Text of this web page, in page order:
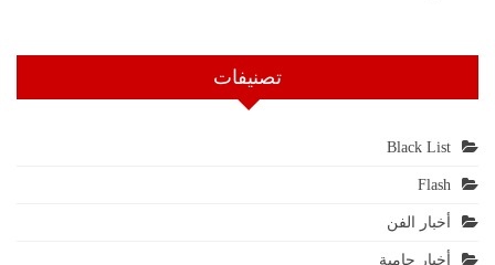
تصنيفات
Black List
Flash
أخبار الفن
أخبار حامية